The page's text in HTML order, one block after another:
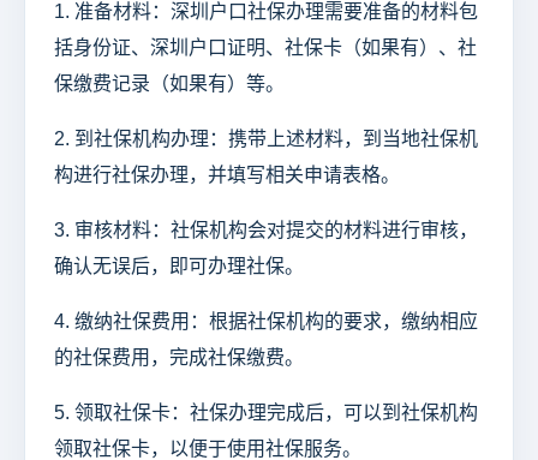
1. 准备材料：深圳户口社保办理需要准备的材料包
括身份证、深圳户口证明、社保卡（如果有）、社
保缴费记录（如果有）等。
2. 到社保机构办理：携带上述材料，到当地社保机
构进行社保办理，并填写相关申请表格。
3. 审核材料：社保机构会对提交的材料进行审核，
确认无误后，即可办理社保。
4. 缴纳社保费用：根据社保机构的要求，缴纳相应
的社保费用，完成社保缴费。
5. 领取社保卡：社保办理完成后，可以到社保机构
领取社保卡，以便于使用社保服务。